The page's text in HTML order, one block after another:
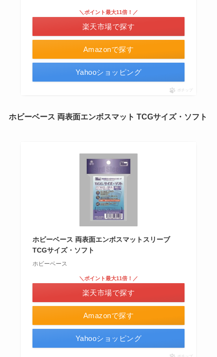
Amazonで探す
＼ポイント最大11倍！／
楽天市場で探す
Yahooショッピング
ポチップ
ホビーベース 両表面エンボスマット TCGサイズ・ソフト
ホビーベース 両表面エンボスマットスリーブ
TCGサイズ・ソフト
ホビーベース
Amazonで探す
＼ポイント最大11倍！／
楽天市場で探す
Yahooショッピング